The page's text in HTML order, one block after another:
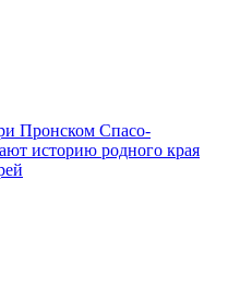
Пронском Спасо-
историю родного края